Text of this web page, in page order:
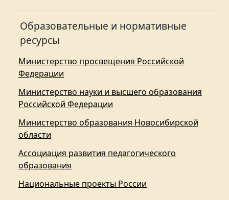
Образовательные и нормативные
ресурсы
Министерство просвещения Российской
Федерации
Министерство науки и высшего образования
Российской Федерации
Министерство образования Новосибирской
области
Ассоциация развития педагогического
образования
Национальные проекты России